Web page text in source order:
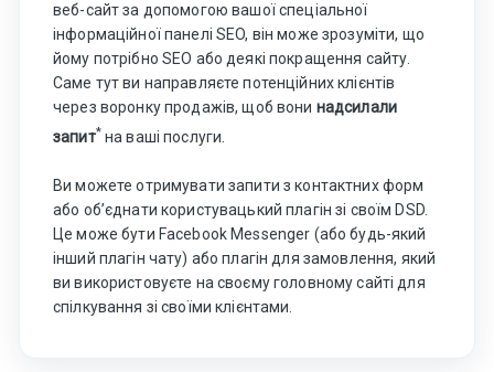
веб-сайт за допомогою вашої спеціальної
інформаційної панелі SEO, він може зрозуміти, що
йому потрібно SEO або деякі покращення сайту.
Саме тут ви направляєте потенційних клієнтів
через воронку продажів, щоб вони надсилали
запит* на ваші послуги.
Ви можете отримувати запити з контактних форм
або об’єднати користувацький плагін зі своїм DSD.
Це може бути Facebook Messenger (або будь-який
інший плагін чату) або плагін для замовлення, який
ви використовуєте на своєму головному сайті для
спілкування зі своїми клієнтами.